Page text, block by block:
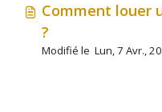
Comment louer
?